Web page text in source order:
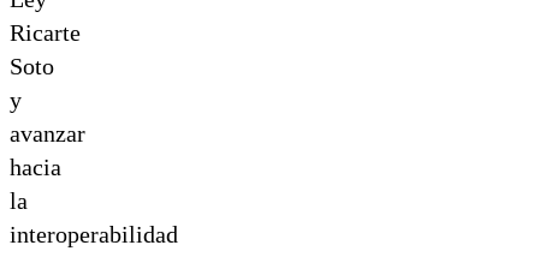
Ricarte
Soto
y
avanzar
hacia
la
interoperabilidad